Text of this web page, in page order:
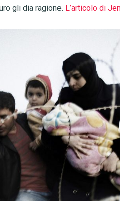
gli dia ragione. L’articolo di